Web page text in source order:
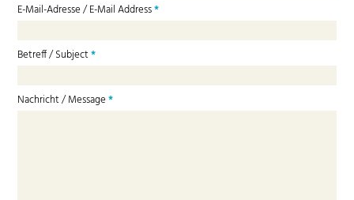
E-Mail-Adresse / E-Mail Address*
Betreff / Subject*
Nachricht / Message *